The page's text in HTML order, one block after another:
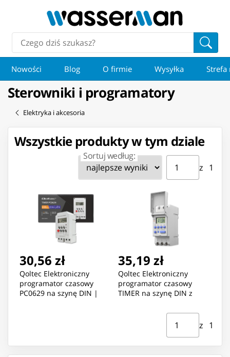
Nowości Blog O firmie Wysyłka Strefa
Sterowniki i programatory
Elektryka i akcesoria
Wszystkie produkty w tym dziale
Sortuj według: Strona ⁨1⁩ z ⁨1⁩
z ⁨1⁩
Przejdź do strony
30,56 zł
Qoltec Elektroniczny
programator czasowy
PC0629 na szynę DIN |
35,19 zł
Qoltec Elektroniczny
programator czasowy
TIMER na szynę DIN z
Haromonogram 7 dni | 16
Strona ⁨1⁩ z ⁨1⁩
z ⁨1⁩
Przejdź do strony